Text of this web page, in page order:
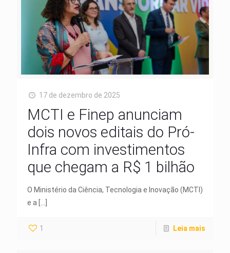
17 de dezembro de 2025
MCTI e Finep anunciam
dois novos editais do Pró-
Infra com investimentos
que chegam a R$ 1 bilhão
O Ministério da Ciência, Tecnologia e Inovação (MCTI)
e a
1 Leia mais